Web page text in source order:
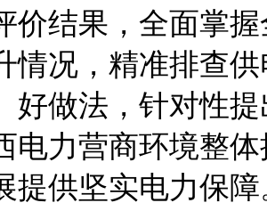
价结果，全面掌
情况，精准排查
好做法，针对性
电力营商环境整
提供坚实电力保障